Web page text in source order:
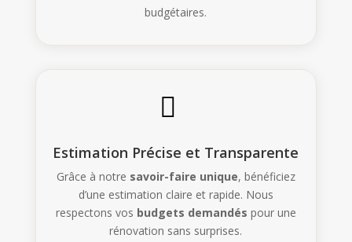
budgétaires.

Estimation Précise et Transparente
Grâce à notre savoir-faire unique, bénéficiez
d’une estimation claire et rapide. Nous
respectons vos budgets demandés pour une
rénovation sans surprises.